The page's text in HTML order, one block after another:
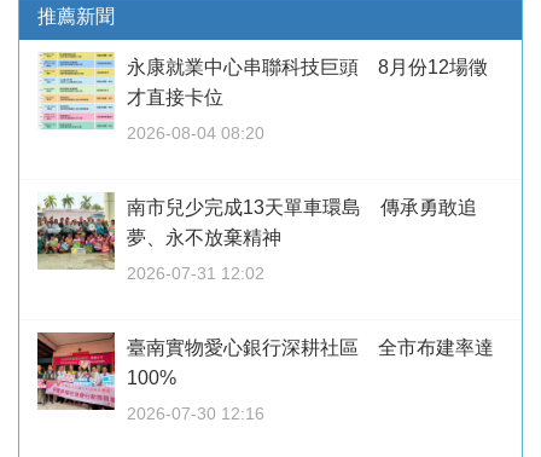
推薦新聞
永康就業中心串聯科技巨頭 8月份12場徵
才直接卡位
2026-08-04 08:20
南市兒少完成13天單車環島 傳承勇敢追
夢、永不放棄精神
2026-07-31 12:02
臺南實物愛心銀行深耕社區 全市布建率達
100%
2026-07-30 12:16